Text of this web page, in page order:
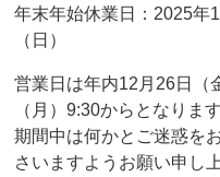
年末年始休業日：2025年
（日）
営業日は年内12月26日（
（月）9:30からとなります
期間中は何かとご迷惑を
さいますようお願い申し